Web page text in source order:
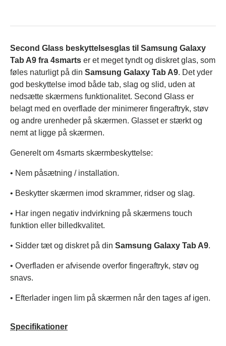
Second Glass beskyttelsesglas til Samsung Galaxy
Tab A9 fra 4smarts er et meget tyndt og diskret glas, som
føles naturligt på din Samsung Galaxy Tab A9. Det yder
god beskyttelse imod både tab, slag og slid, uden at
nedsætte skærmens funktionalitet. Second Glass er
belagt med en overflade der minimerer fingeraftryk, støv
og andre urenheder på skærmen. Glasset er stærkt og
nemt at ligge på skærmen.
Generelt om 4smarts skærmbeskyttelse:
• Nem påsætning / installation.
• Beskytter skærmen imod skrammer, ridser og slag.
• Har ingen negativ indvirkning på skærmens touch
funktion eller billedkvalitet.
• Sidder tæt og diskret på din Samsung Galaxy Tab A9.
• Overfladen er afvisende overfor fingeraftryk, støv og
snavs.
• Efterlader ingen lim på skærmen når den tages af igen.
Specifikationer